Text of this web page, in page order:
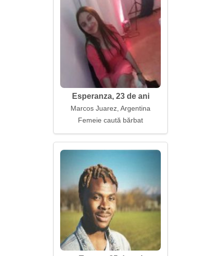
Esperanza, 23 de ani
Marcos Juarez, Argentina
Femeie caută bărbat